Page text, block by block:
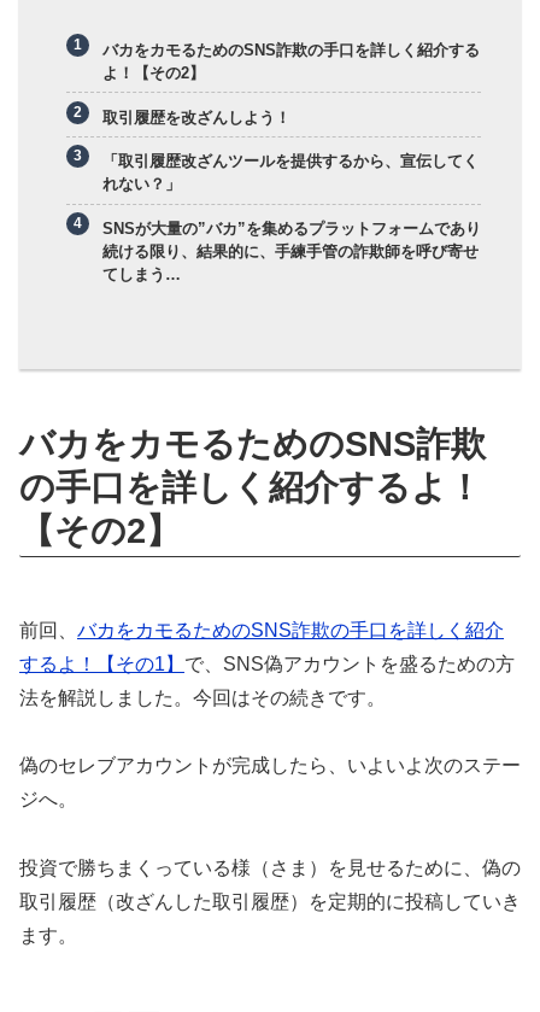
バカをカモるためのSNS詐欺の手口を詳しく紹介する
よ！【その2】
取引履歴を改ざんしよう！
「取引履歴改ざんツールを提供するから、宣伝してく
れない？」
SNSが大量の”バカ”を集めるプラットフォームであり
続ける限り、結果的に、手練手管の詐欺師を呼び寄せ
てしまう…
バカをカモるためのSNS詐欺
の手口を詳しく紹介するよ！
【その2】
前回、 バカをカモるためのSNS詐欺の手口を詳しく紹介
するよ！【その1】 で、SNS偽アカウントを盛るための方
法を解説しました。今回はその続きです。
偽のセレブアカウントが完成したら、いよいよ次のステー
ジへ。
投資で勝ちまくっている様（さま）を見せるために、偽の
取引履歴（改ざんした取引履歴）を定期的に投稿していき
ます。